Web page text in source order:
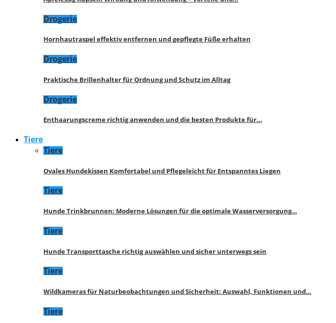
Drogerie
Hornhautraspel effektiv entfernen und gepflegte Füße erhalten
Drogerie
Praktische Brillenhalter für Ordnung und Schutz im Alltag
Drogerie
Enthaarungscreme richtig anwenden und die besten Produkte für…
Tiere
Tiere
Ovales Hundekissen Komfortabel und Pflegeleicht für Entspanntes Liegen
Tiere
Hunde Trinkbrunnen: Moderne Lösungen für die optimale Wasserversorgung…
Tiere
Hunde Transporttasche richtig auswählen und sicher unterwegs sein
Tiere
Wildkameras für Naturbeobachtungen und Sicherheit: Auswahl, Funktionen und…
Tiere